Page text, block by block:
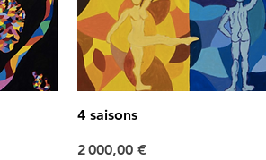
4 saisons
Prix
2 000,00 €